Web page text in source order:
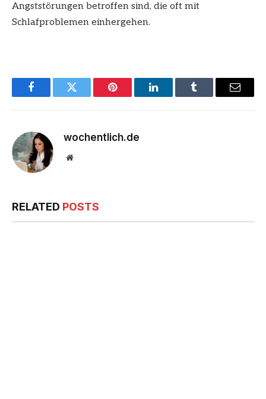
Angststörungen betroffen sind, die oft mit
Schlafproblemen einhergehen.
FacebookTwitter Pinterest LinkedInTumblr Email
wochentlich.de
Website
RELATED POSTS